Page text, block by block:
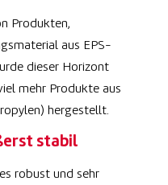
Produkten,
aus EPS-
dieser Horizont
mehr Produkte aus
hergestellt.
stabil
robust und sehr